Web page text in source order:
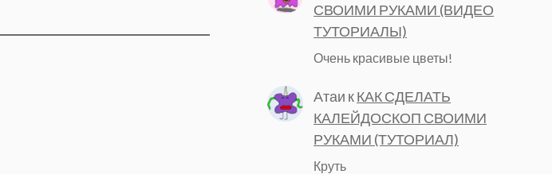
СВОИМИ РУКАМИ (ВИДЕО
ТУТОРИАЛЫ)
Очень красивые цветы!
Атаи кКАК СДЕЛАТЬ
КАЛЕЙДОСКОП СВОИМИ
РУКАМИ (ТУТОРИАЛ)
Круть